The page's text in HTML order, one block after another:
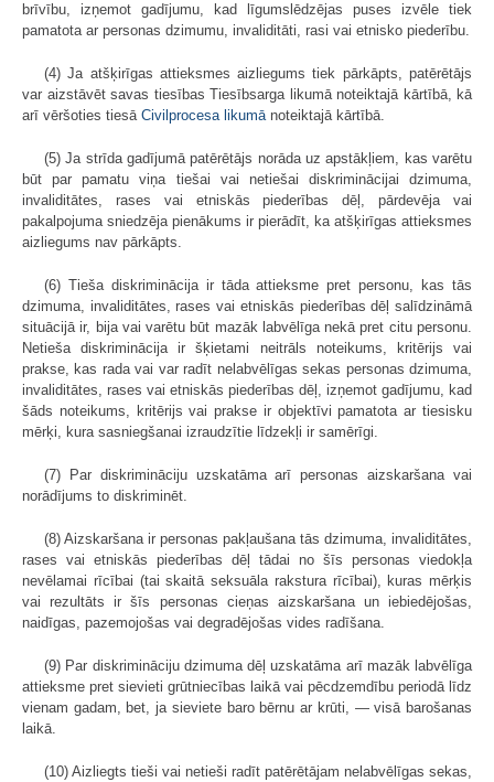
brīvību, izņemot gadījumu, kad līgumslēdzējas puses izvēle tiek
pamatota ar personas dzimumu, invaliditāti, rasi vai etnisko piederību.
(4) Ja atšķirīgas attieksmes aizliegums tiek pārkāpts, patērētājs
var aizstāvēt savas tiesības Tiesībsarga likumā noteiktajā kārtībā, kā
arī vēršoties tiesā Civilprocesa likumānoteiktajā kārtībā.
(5) Ja strīda gadījumā patērētājs norāda uz apstākļiem, kas varētu
būt par pamatu viņa tiešai vai netiešai diskriminācijai dzimuma,
invaliditātes, rases vai etniskās piederības dēļ, pārdevēja vai
pakalpojuma sniedzēja pienākums ir pierādīt, ka atšķirīgas attieksmes
aizliegums nav pārkāpts.
(6) Tieša diskriminācija ir tāda attieksme pret personu, kas tās
dzimuma, invaliditātes, rases vai etniskās piederības dēļ salīdzināmā
situācijā ir, bija vai varētu būt mazāk labvēlīga nekā pret citu personu.
Netieša diskriminācija ir šķietami neitrāls noteikums, kritērijs vai
prakse, kas rada vai var radīt nelabvēlīgas sekas personas dzimuma,
invaliditātes, rases vai etniskās piederības dēļ, izņemot gadījumu, kad
šāds noteikums, kritērijs vai prakse ir objektīvi pamatota ar tiesisku
mērķi, kura sasniegšanai izraudzītie līdzekļi ir samērīgi.
(7) Par diskrimināciju uzskatāma arī personas aizskaršana vai
norādījums to diskriminēt.
(8) Aizskaršana ir personas pakļaušana tās dzimuma, invaliditātes,
rases vai etniskās piederības dēļ tādai no šīs personas viedokļa
nevēlamai rīcībai (tai skaitā seksuāla rakstura rīcībai), kuras mērķis
vai rezultāts ir šīs personas cieņas aizskaršana un iebiedējošas,
naidīgas, pazemojošas vai degradējošas vides radīšana.
(9) Par diskrimināciju dzimuma dēļ uzskatāma arī mazāk labvēlīga
attieksme pret sievieti grūtniecības laikā vai pēcdzemdību periodā līdz
vienam gadam, bet, ja sieviete baro bērnu ar krūti, — visā barošanas
laikā.
(10) Aizliegts tieši vai netieši radīt patērētājam nelabvēlīgas sekas,